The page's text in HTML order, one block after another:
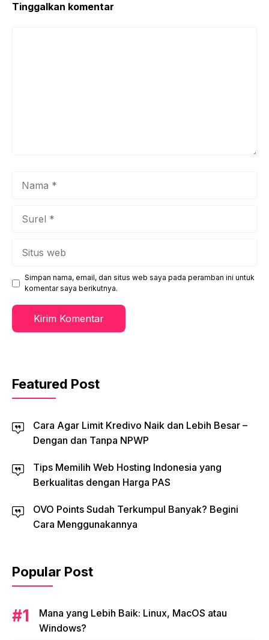
Tinggalkan komentar
Simpan nama, email, dan situs web saya pada peramban ini untuk
komentar saya berikutnya.
Featured Post
Cara Agar Limit Kredivo Naik dan Lebih Besar –
Dengan dan Tanpa NPWP
Tips Memilih Web Hosting Indonesia yang
Berkualitas dengan Harga PAS
OVO Points Sudah Terkumpul Banyak? Begini
Cara Menggunakannya
Popular Post
Mana yang Lebih Baik: Linux, MacOS atau
Windows?